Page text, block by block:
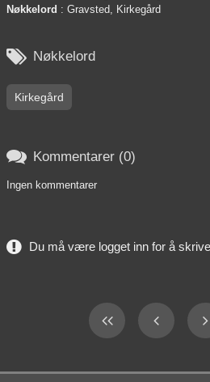
Nøkkelord : Gravsted, Kirkegård
 Nøkkelord
Kirkegård
 Kommentarer (0)
Ingen kommentarer
Du må være logget inn for å